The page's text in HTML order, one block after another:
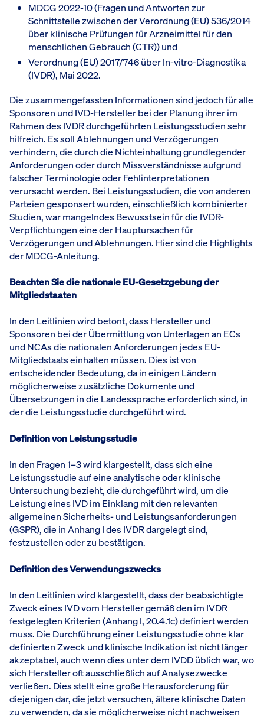
MDCG 2022-10 (Fragen und Antworten zur
Schnittstelle zwischen der Verordnung (EU) 536/2014
über klinische Prüfungen für Arzneimittel für den
menschlichen Gebrauch (CTR)) und
Verordnung (EU) 2017/746 über In-vitro-Diagnostika
(IVDR), Mai 2022.
Die zusammengefassten Informationen sind jedoch für alle
Sponsoren und IVD-Hersteller bei der Planung ihrer im
Rahmen des IVDR durchgeführten Leistungsstudien sehr
hilfreich. Es soll Ablehnungen und Verzögerungen
verhindern, die durch die Nichteinhaltung grundlegender
Anforderungen oder durch Missverständnisse aufgrund
falscher Terminologie oder Fehlinterpretationen
verursacht werden. Bei Leistungsstudien, die von anderen
Parteien gesponsert wurden, einschließlich kombinierter
Studien, war mangelndes Bewusstsein für die IVDR-
Verpflichtungen eine der Hauptursachen für
Verzögerungen und Ablehnungen. Hier sind die Highlights
der MDCG-Anleitung.
Beachten Sie die nationale EU-Gesetzgebung der
Mitgliedstaaten
In den Leitlinien wird betont, dass Hersteller und
Sponsoren bei der Übermittlung von Unterlagen an ECs
und NCAs die nationalen Anforderungen jedes EU-
Mitgliedstaats einhalten müssen. Dies ist von
entscheidender Bedeutung, da in einigen Ländern
möglicherweise zusätzliche Dokumente und
Übersetzungen in die Landessprache erforderlich sind, in
der die Leistungsstudie durchgeführt wird.
Definition von Leistungsstudie
In den Fragen 1–3 wird klargestellt, dass sich eine
Leistungsstudie auf eine analytische oder klinische
Untersuchung bezieht, die durchgeführt wird, um die
Leistung eines IVD im Einklang mit den relevanten
allgemeinen Sicherheits- und Leistungsanforderungen
(GSPR), die in Anhang I des IVDR dargelegt sind,
festzustellen oder zu bestätigen.
Definition des Verwendungszwecks
In den Leitlinien wird klargestellt, dass der beabsichtigte
Zweck eines IVD vom Hersteller gemäß den im IVDR
festgelegten Kriterien (Anhang I, 20.4.1c) definiert werden
muss. Die Durchführung einer Leistungsstudie ohne klar
definierten Zweck und klinische Indikation ist nicht länger
akzeptabel, auch wenn dies unter dem IVDD üblich war, wo
sich Hersteller oft ausschließlich auf Analysezwecke
verließen. Dies stellt eine große Herausforderung für
diejenigen dar, die jetzt versuchen, ältere klinische Daten
zu verwenden, da sie möglicherweise nicht nachweisen